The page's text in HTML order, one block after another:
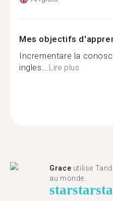
Mes objectifs
Incrementare la
ingles...Lire plus
Grace utilise
au monde.
starstar